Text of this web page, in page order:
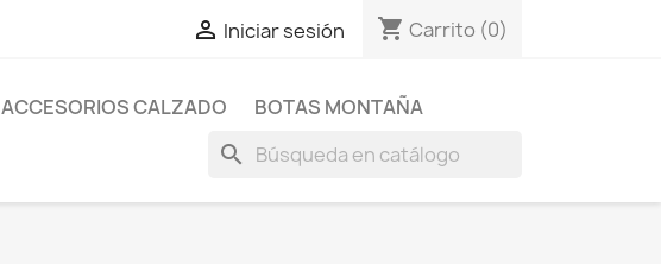
 Iniciar sesión shopping_cart Carrito (0)
ACCESORIOS CALZADO BOTAS MONTAÑA
search